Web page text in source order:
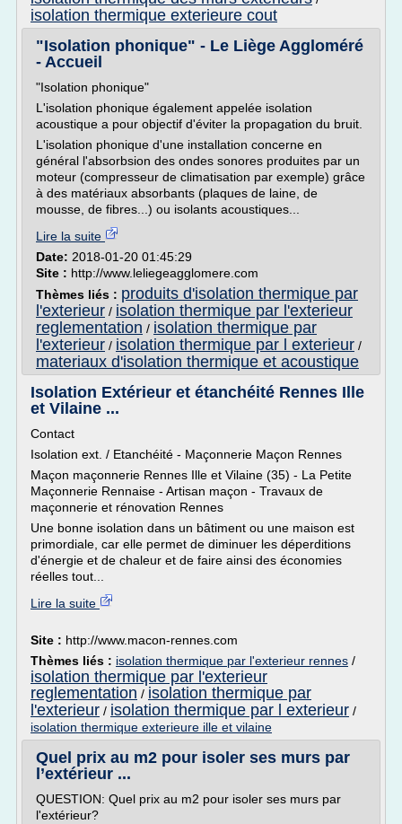
isolation thermique exterieure cout
"Isolation phonique" - Le Liège Aggloméré
- Accueil
"Isolation phonique"
L'isolation phonique également appelée isolation
acoustique a pour objectif d'éviter la propagation du bruit.
L'isolation phonique d'une installation concerne en
général l'absorbsion des ondes sonores produites par un
moteur (compresseur de climatisation par exemple) grâce
à des matériaux absorbants (plaques de laine, de
mousse, de fibres...) ou isolants acoustiques...
Lire la suite
Date: 2018-01-20 01:45:29
Site : http://www.leliegeagglomere.com
Thèmes liés : produits d'isolation thermique par
l'exterieur / isolation thermique par l'exterieur
reglementation / isolation thermique par
l'exterieur / isolation thermique par l exterieur /
materiaux d'isolation thermique et acoustique
Isolation Extérieur et étanchéité Rennes Ille
et Vilaine ...
Contact
Isolation ext. / Etanchéité - Maçonnerie Maçon Rennes
Maçon maçonnerie Rennes Ille et Vilaine (35) - La Petite
Maçonnerie Rennaise - Artisan maçon - Travaux de
maçonnerie et rénovation Rennes
Une bonne isolation dans un bâtiment ou une maison est
primordiale, car elle permet de diminuer les déperditions
d'énergie et de chaleur et de faire ainsi des économies
réelles tout...
Lire la suite
Site : http://www.macon-rennes.com
Thèmes liés : isolation thermique par l'exterieur rennes /
isolation thermique par l'exterieur
reglementation / isolation thermique par
l'exterieur / isolation thermique par l exterieur /
isolation thermique exterieure ille et vilaine
Quel prix au m2 pour isoler ses murs par
l’extérieur ...
QUESTION: Quel prix au m2 pour isoler ses murs par
l'extérieur?